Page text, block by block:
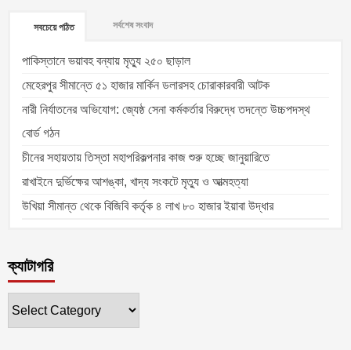
সবচেয়ে পঠিত সর্বশেষ সংবাদ
পাকিস্তানে ভয়াবহ বন্যায় মৃত্যু ২৫০ ছাড়াল
মেহেরপুর সীমান্তে ৫১ হাজার মার্কিন ডলারসহ চোরাকারবারী আটক
নারী নির্যাতনের অভিযোগ: জ্যেষ্ঠ সেনা কর্মকর্তার বিরুদ্ধে তদন্তে উচ্চপদস্থ
বোর্ড গঠন
চীনের সহায়তায় তিস্তা মহাপরিকল্পনার কাজ শুরু হচ্ছে জানুয়ারিতে
রাখাইনে দুর্ভিক্ষের আশঙ্কা, খাদ্য সংকটে মৃত্যু ও আত্মহত্যা
উখিয়া সীমান্ত থেকে বিজিবি কর্তৃক ৪ লাখ ৮০ হাজার ইয়াবা উদ্ধার
ক্যাটাগরি